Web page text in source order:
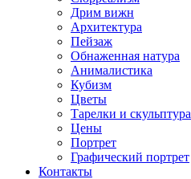
Дрим вижн
Архитектура
Пейзаж
Обнаженная натура
Анималистика
Кубизм
Цветы
Тарелки и скульптура
Цены
Портрет
Графический портрет
Контакты